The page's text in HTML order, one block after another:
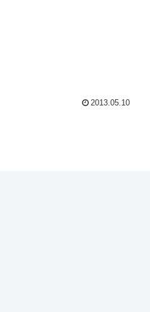
2013.05.10